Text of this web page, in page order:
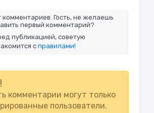
комментариев. Гость, не желаешь
первый комментарий?
публикацией, советую
справилами!
комментарии могут только
пользователи.